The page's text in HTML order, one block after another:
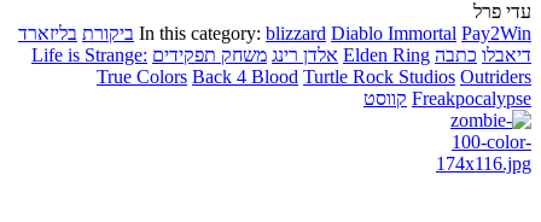
עדי פרל
In this category: blizzard Diablo Immortal Pay2Win ביקורת בליזארד
דיאבלו כתבה Elden Ring אלדן רינג משחק תפקידים Life is Strange:
True Colors Back 4 Blood Turtle Rock Studios Outriders
Freakpocalypse קווסט